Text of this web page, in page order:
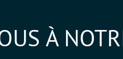
À